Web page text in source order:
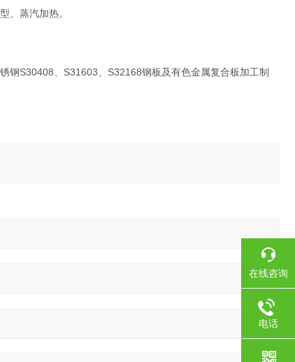
、蒸汽加热。
钢S30408、S31603、S32168钢板及有色金属复合板加工制
在线咨询
电话